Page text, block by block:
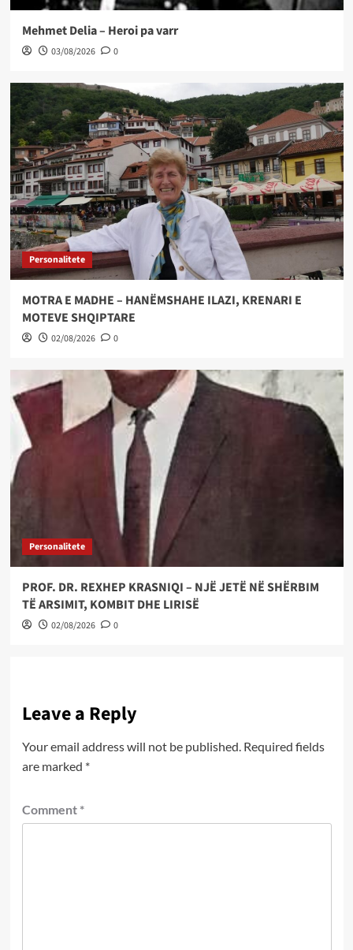
Mehmet Delia – Heroi pa varr
03/08/2026 0
Personalitete
MOTRA E MADHE – HANËMSHAHE ILAZI, KRENARI E
MOTEVE SHQIPTARE
02/08/2026 0
Personalitete
PROF. DR. REXHEP KRASNIQI – NJË JETË NË SHËRBIM
TË ARSIMIT, KOMBIT DHE LIRISË
02/08/2026 0
Leave a Reply
Your email address will not be published. Required fields
are marked *
Comment *